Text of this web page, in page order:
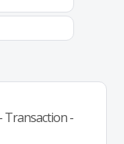
Transaction -